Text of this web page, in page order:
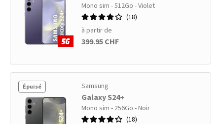
Mono sim - 512Go - Violet
18
à partir de
399.95 CHF
Épuisé Samsung
Galaxy S24+
Mono sim - 256Go - Noir
18